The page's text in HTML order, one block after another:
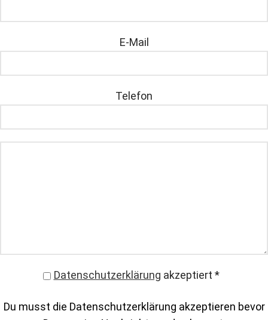
E-Mail
Telefon
Datenschutzerklärung akzeptiert *
Du musst die Datenschutzerklärung akzeptieren bevor